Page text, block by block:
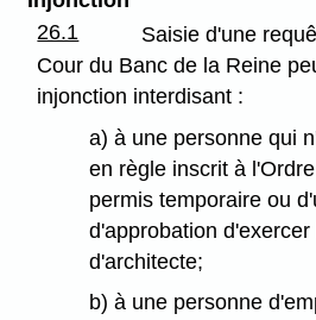
26.1
Saisie d'une
Cour du Banc de la Reine
injonction interdisant :
a) à une personne qui
en règle inscrit à
permis temporaire ou
d'approbation
d'architecte;
b) à une personne